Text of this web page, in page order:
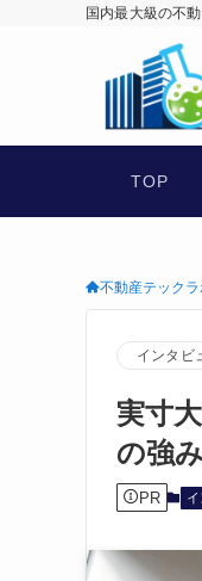
国内最大級の不
不動産
TOP
不動産テック
インタビ
実寸
の強
PR